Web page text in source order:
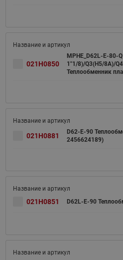
021H0850
MPHE_D62L-E-80-
1"1/8)/Q3(H5/8A)/
Теплообменник
021H0881
D62-E-90
2456624189)
021H0851 D62L-E-90